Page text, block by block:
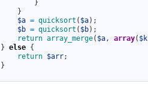
}
}
$a = quicksort ( $a) ;
$b = quicksort ( $b) ;
return array_merge( $a, array( $k
} else {
return $arr;
}